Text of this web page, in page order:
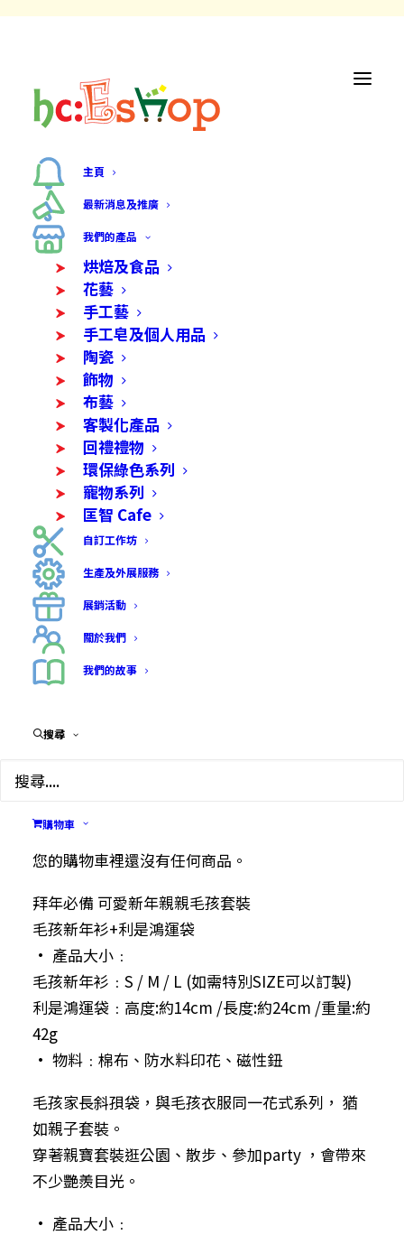
主頁
最新消息及推廣
我們的產品
烘焙及食品
花藝
手工藝
手工皂及個人用品
陶瓷
飾物
布藝
客製化產品
回禮禮物
環保綠色系列
寵物系列
匡智 Cafe
自訂工作坊
生產及外展服務
展銷活動
關於我們
我們的故事
搜尋
購物車
您的購物車裡還沒有任何商品。
親親毛孩套裝
$338.00
拜年必備 可愛新年親親毛孩套裝
毛孩新年衫+利是鴻運袋
• 產品大小﹕
毛孩新年衫﹕S / M / L (如需特別SIZE可以訂製)
利是鴻運袋﹕高度:約14cm /長度:約24cm /重量:約
42g
• 物料﹕棉布、防水料印花、磁性鈕
毛孩家長斜孭袋，與毛孩衣服同一花式系列， 猶
如親子套裝。
穿著親寶套裝逛公園、散步、參加party ，會帶來
不少艷羨目光。
• 產品大小﹕